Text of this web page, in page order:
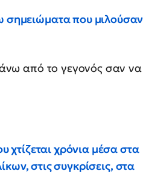
σημειώματα που μιλούσαν
από το γεγονός σαν να
χτίζεται χρόνια μέσα στα
στις συγκρίσεις, στα